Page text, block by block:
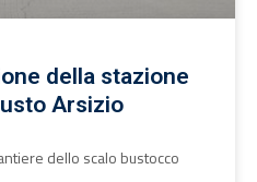
della stazione
Arsizio
dello scalo bustocco